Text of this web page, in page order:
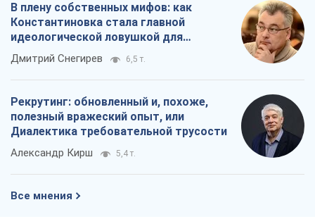
В плену собственных мифов: как
Константиновка стала главной
идеологической ловушкой для
российских оккупантов
Дмитрий Снегирев 6,5 т.
Рекрутинг: обновленный и, похоже,
полезный вражеский опыт, или
Диалектика требовательной трусости
Александр Кирш 5,4 т.
Все мнения